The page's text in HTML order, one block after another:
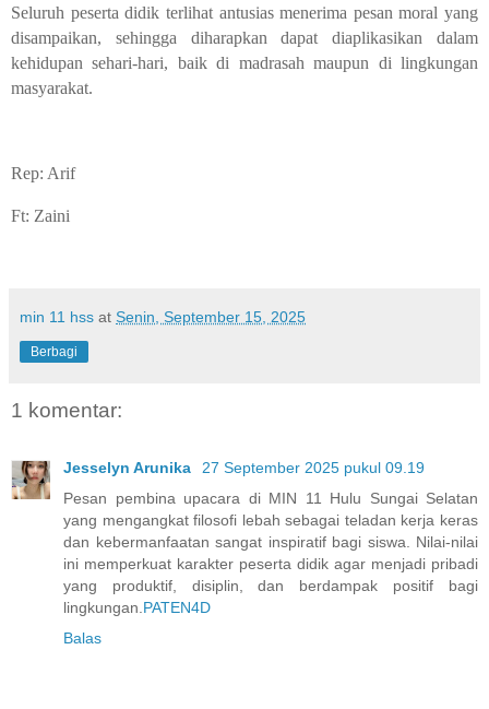
Seluruh peserta didik terlihat antusias menerima pesan moral yang
disampaikan, sehingga diharapkan dapat diaplikasikan dalam
kehidupan sehari-hari, baik di madrasah maupun di lingkungan
masyarakat.
Rep: Arif
Ft: Zaini
min 11 hss at Senin, September 15, 2025
Berbagi
1 komentar:
Jesselyn Arunika
27 September 2025 pukul 09.19
Pesan pembina upacara di MIN 11 Hulu Sungai Selatan
yang mengangkat filosofi lebah sebagai teladan kerja keras
dan kebermanfaatan sangat inspiratif bagi siswa. Nilai-nilai
ini memperkuat karakter peserta didik agar menjadi pribadi
yang produktif, disiplin, dan berdampak positif bagi
lingkungan. PATEN4D
Balas